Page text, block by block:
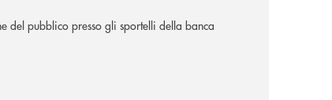
del pubblico presso gli sportelli della banca